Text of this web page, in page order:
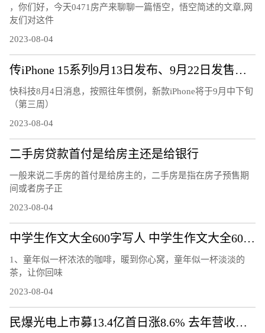
，你们好，今天0471房产来聊聊一篇悟空，悟空简述的文章,网
友们对这件
2023-08-04
传iPhone 15系列9月13日发布、9月22日发售：7大升级、或售5999元起
快科技8月4日消息，按照往年惯例，新款iPhone将于9月中下旬
（第三周）
2023-08-04
二手房贷款首付是给房主还是给银行
一般来说二手房的首付是给房主的，二手房是指在房子预售期
间或者房子正
2023-08-04
中学生作文大全600字写人 中学生作文大全600字
1、童年似一杯浓浓的咖啡，暖到你心窝，童年似一杯淡淡的
茶，让你回味
2023-08-04
民爆光电上市募13.4亿首日涨8.6% 去年营收降净利增